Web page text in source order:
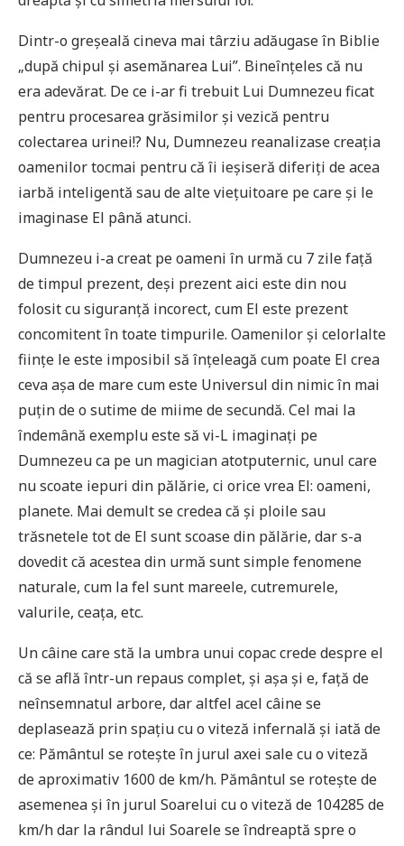
Dintr-o greșeală cineva mai târziu adăugase în Biblie
„după chipul și asemănarea Lui”. Bineînțeles că nu
era adevărat. De ce i-ar fi trebuit Lui Dumnezeu ficat
pentru procesarea grăsimilor și vezică pentru
colectarea urinei!? Nu, Dumnezeu reanalizase creația
oamenilor tocmai pentru că îi ieșiseră diferiți de acea
iarbă inteligentă sau de alte viețuitoare pe care și le
imaginase El până atunci.
Dumnezeu i-a creat pe oameni în urmă cu 7 zile față
de timpul prezent, deși prezent aici este din nou
folosit cu siguranță incorect, cum El este prezent
concomitent în toate timpurile. Oamenilor și celorlalte
ființe le este imposibil să înțeleagă cum poate El crea
ceva așa de mare cum este Universul din nimic în mai
puțin de o sutime de miime de secundă. Cel mai la
îndemână exemplu este să vi-L imaginați pe
Dumnezeu ca pe un magician atotputernic, unul care
nu scoate iepuri din pălărie, ci orice vrea El: oameni,
planete. Mai demult se credea că și ploile sau
trăsnetele tot de El sunt scoase din pălărie, dar s-a
dovedit că acestea din urmă sunt simple fenomene
naturale, cum la fel sunt mareele, cutremurele,
valurile, ceața, etc.
Un câine care stă la umbra unui copac crede despre el
că se află într-un repaus complet, și așa și e, față de
neînsemnatul arbore, dar altfel acel câine se
deplasează prin spațiu cu o viteză infernală și iată de
ce: Pământul se rotește în jurul axei sale cu o viteză
de aproximativ 1600 de km/h. Pământul se rotește de
asemenea și în jurul Soarelui cu o viteză de 104285 de
km/h dar la rândul lui Soarele se îndreaptă spre o